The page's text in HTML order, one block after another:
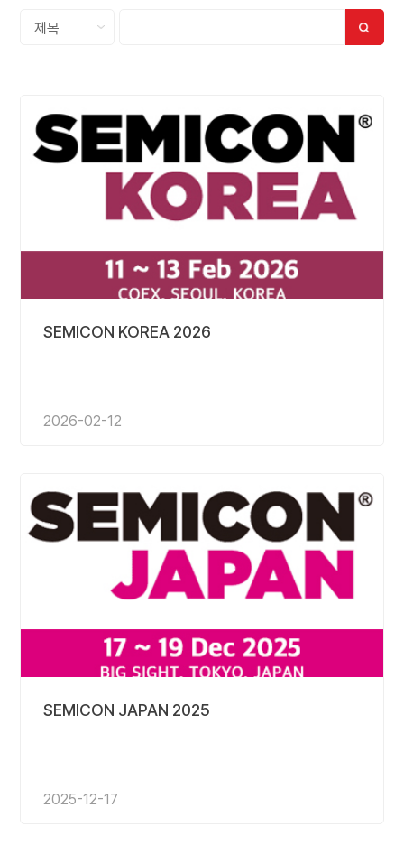
SEMICON KOREA 2026
2026-02-12
SEMICON JAPAN 2025
2025-12-17